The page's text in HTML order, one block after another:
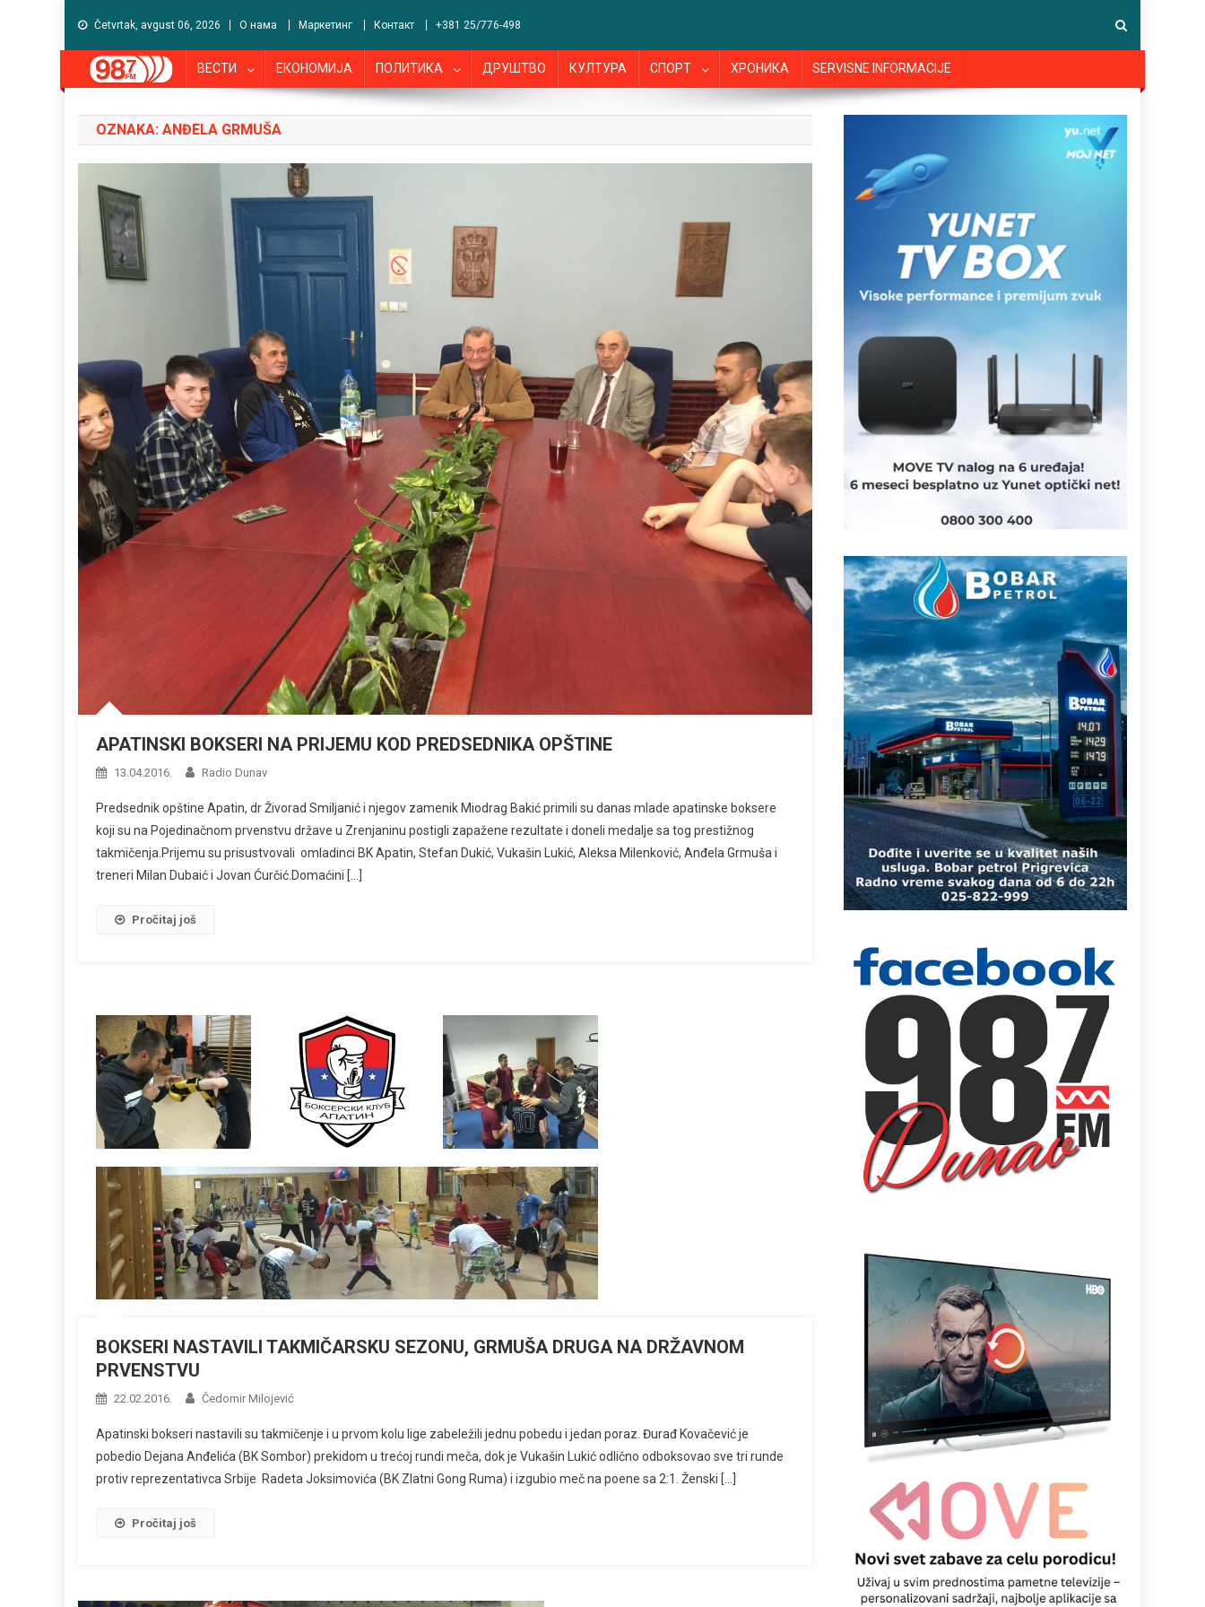
Četvrtak, avgust 06, 2026 О нама Маркетинг Контакт +381 25/776-498
ВЕСТИ ЕКОНОМИЈА ПОЛИТИКА ДРУШТВО КУЛТУРА СПОРТ ХРОНИКА SERVISNE INFORMACIJE
OZNAKA: ANĐELA GRMUŠA
APATINSKI BOKSERI NA PRIJEMU KOD PREDSEDNIKA OPŠTINE
13.04.2016. Radio Dunav
Predsednik opštine Apatin, dr Živorad Smiljanić i njegov zamenik Miodrag Bakić primili su danas mlade apatinske boksere
koji su na Pojedinačnom prvenstvu države u Zrenjaninu postigli zapažene rezultate i doneli medalje sa tog prestižnog
takmičenja.Prijemu su prisustvovali omladinci BK Apatin, Stefan Dukić, Vukašin Lukić, Aleksa Milenković, Anđela Grmuša i
treneri Milan Dubaić i Jovan Ćurčić.Domaćini […]
Pročitaj još
BOKSERI NASTAVILI TAKMIČARSKU SEZONU, GRMUŠA DRUGA NA DRŽAVNOM
PRVENSTVU
22.02.2016. Čedomir Milojević
Apatinski bokseri nastavili su takmičenje i u prvom kolu lige zabeležili jednu pobedu i jedan poraz. Đurađ Kovačević je
pobedio Dejana Anđelića (BK Sombor) prekidom u trećoj rundi meča, dok je Vukašin Lukić odlično odboksovao sve tri runde
protiv reprezentativca Srbije Radeta Joksimovića (BK Zlatni Gong Ruma) i izgubio meč na poene sa 2:1. Ženski […]
Pročitaj još